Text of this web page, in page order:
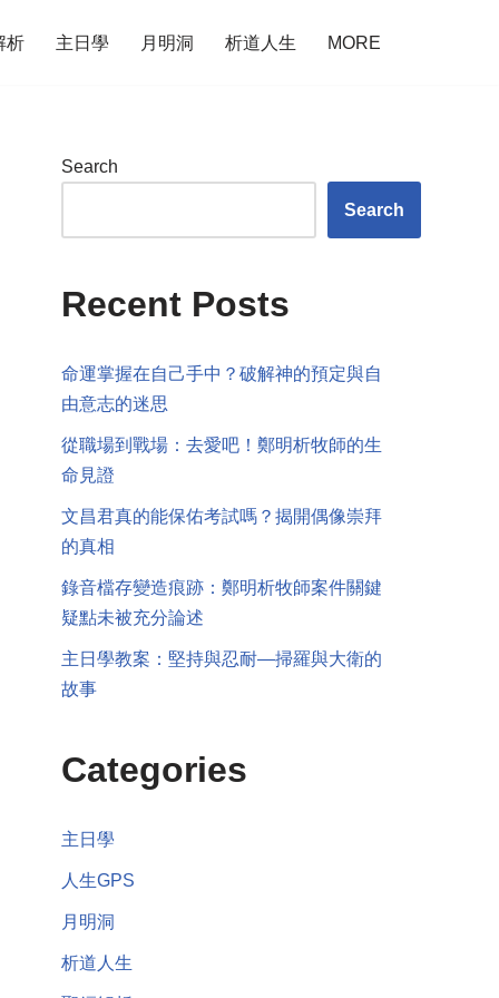
析 主日學 月明洞 析道人生 MORE
Search
Search
Recent Posts
命運掌握在自己手中？破解神的預定與自
由意志的迷思
從職場到戰場：去愛吧！鄭明析牧師的生
命見證
文昌君真的能保佑考試嗎？揭開偶像崇拜
的真相
錄音檔存變造痕跡：鄭明析牧師案件關鍵
疑點未被充分論述
主日學教案：堅持與忍耐—掃羅與大衛的
故事
Categories
主日學
人生GPS
月明洞
析道人生